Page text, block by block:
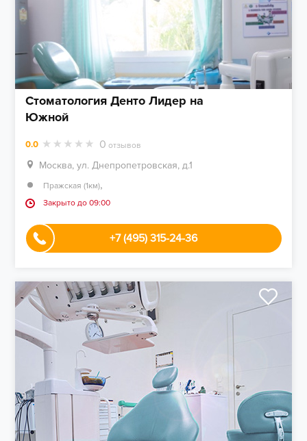
Стоматология Денто Лидер на
Южной
0.0 0 отзывов
Москва, ул. Днепропетровская, д.1
Пражская (1км),
Закрыто до 09:00
+7 (495) 315-24-36